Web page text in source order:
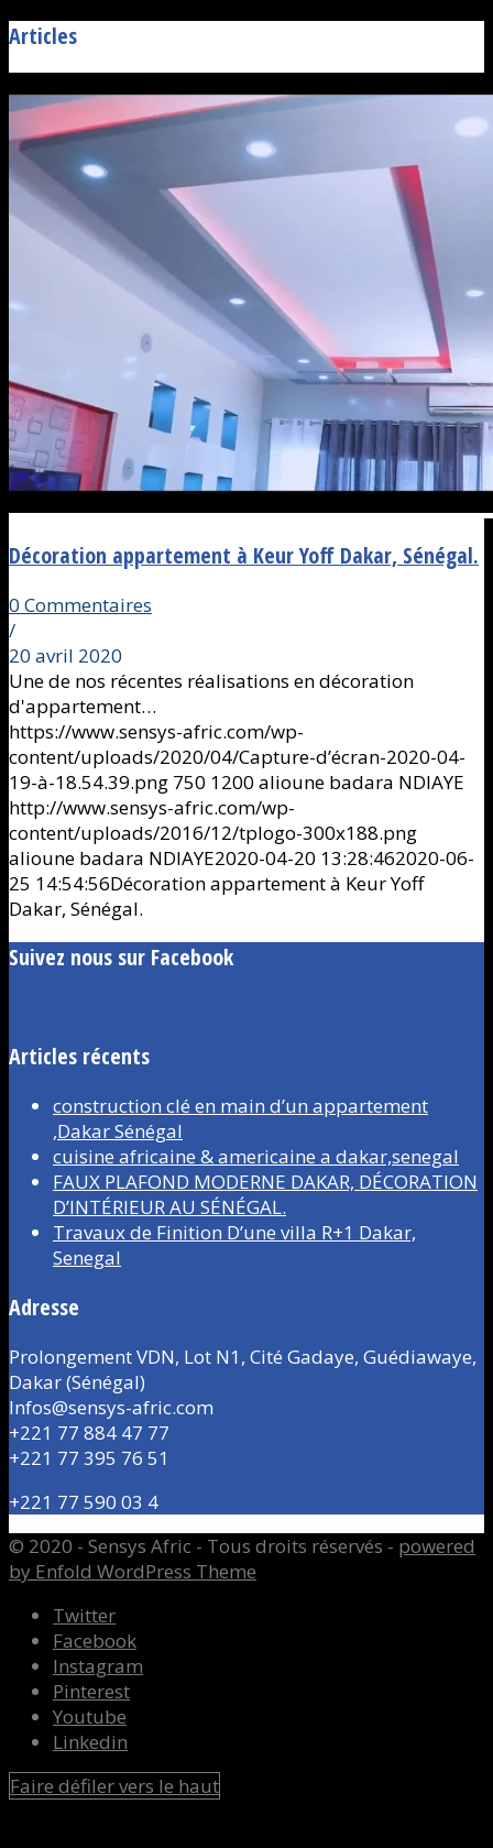
Articles
Décoration appartement à Keur Yoff Dakar, Sénégal.
0 Commentaires
/
20 avril 2020
Une de nos récentes réalisations en décoration
d'appartement…
https://www.sensys-afric.com/wp-
content/uploads/2020/04/Capture-d’écran-2020-04-
19-à-18.54.39.png 750 1200 alioune badara NDIAYE
http://www.sensys-afric.com/wp-
content/uploads/2016/12/tplogo-300x188.png
alioune badara NDIAYE2020-04-20 13:28:462020-06-
25 14:54:56Décoration appartement à Keur Yoff
Dakar, Sénégal.
Suivez nous sur Facebook
Articles récents
construction clé en main d’un appartement
,Dakar Sénégal
cuisine africaine & americaine a dakar,senegal
FAUX PLAFOND MODERNE DAKAR, DÉCORATION
D’INTÉRIEUR AU SÉNÉGAL.
Travaux de Finition D’une villa R+1 Dakar,
Senegal
Adresse
Prolongement VDN, Lot N1, Cité Gadaye, Guédiawaye,
Dakar (Sénégal)
Infos@sensys-afric.com
+221 77 884 47 77
+221 77 395 76 51
+221 77 590 03 4
© 2020 - Sensys Afric - Tous droits réservés - powered
by Enfold WordPress Theme
Twitter
Facebook
Instagram
Pinterest
Youtube
Linkedin
Faire défiler vers le haut